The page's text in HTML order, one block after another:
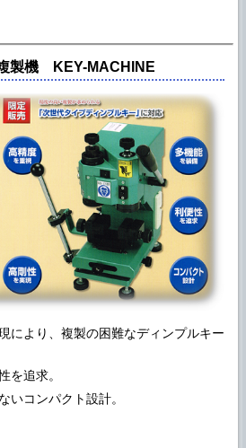
製機 KEY-MACHINE
により、複製の困難なディンプルキー
を追求。
いコンパクト設計。